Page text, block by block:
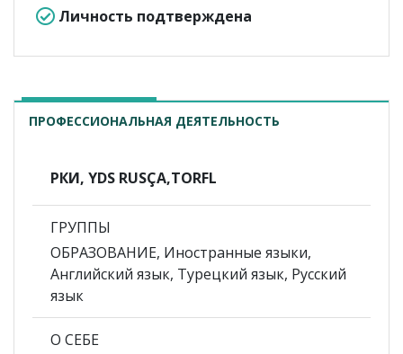
Личность подтверждена
ПРОФЕССИОНАЛЬНАЯ ДЕЯТЕЛЬНОСТЬ
РКИ, YDS RUSÇA,TORFL
ГРУППЫ
ОБРАЗОВАНИЕ, Иностранные языки,
Английский язык, Турецкий язык, Русский
язык
О СЕБЕ